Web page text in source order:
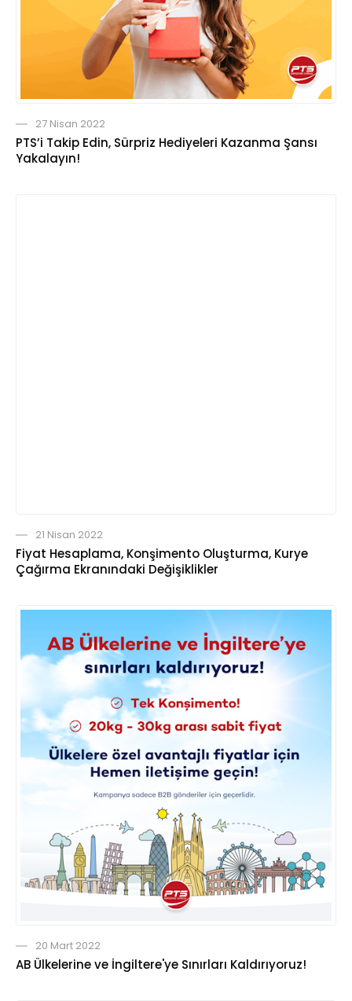
27 Nisan 2022
PTS’i Takip Edin, Sürpriz Hediyeleri Kazanma Şansı
Yakalayın!
21 Nisan 2022
Fiyat Hesaplama, Konşimento Oluşturma, Kurye
Çağırma Ekranındaki Değişiklikler
20 Mart 2022
AB Ülkelerine ve İngiltere'ye Sınırları Kaldırıyoruz!